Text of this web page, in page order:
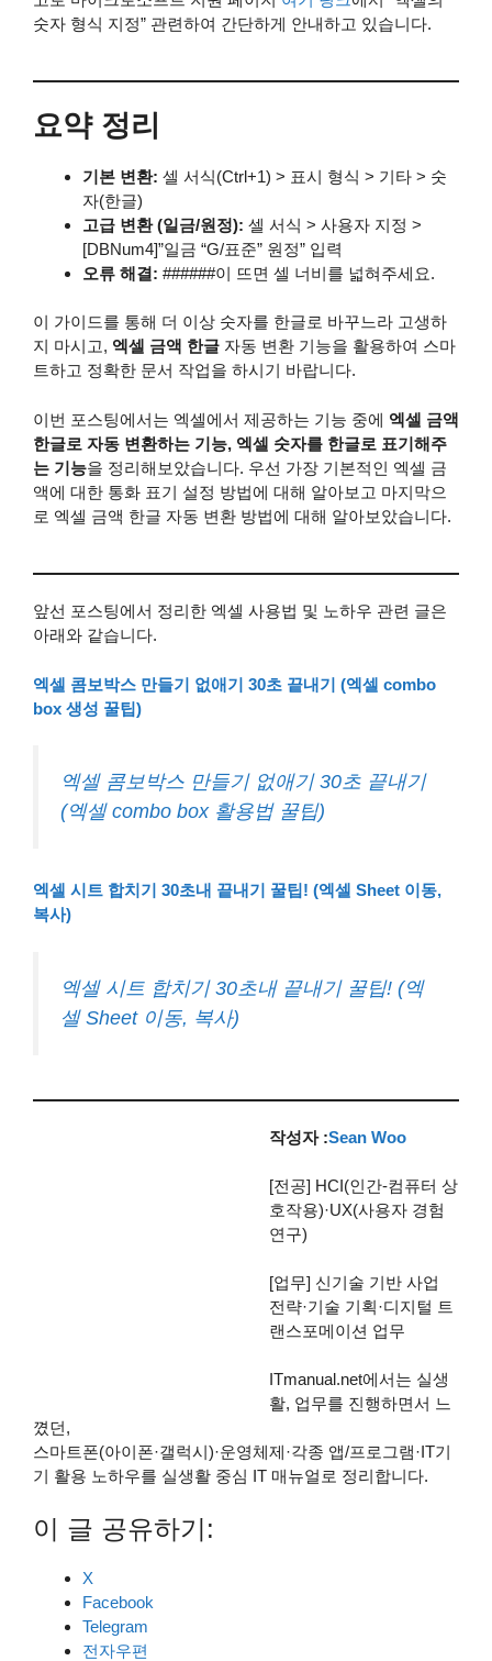
숫자 형식 지정” 관련하여 간단하게 안내하고 있습니다.
요약 정리
기본 변환: 셀 서식(Ctrl+1) > 표시 형식 > 기타 > 숫
자(한글)
고급 변환 (일금/원정): 셀 서식 > 사용자 지정 >
[DBNum4]”일금 “G/표준” 원정” 입력
오류 해결: ######이 뜨면 셀 너비를 넓혀주세요.
이 가이드를 통해 더 이상 숫자를 한글로 바꾸느라 고생하
지 마시고, 엑셀 금액 한글 자동 변환 기능을 활용하여 스마
트하고 정확한 문서 작업을 하시기 바랍니다.
이번 포스팅에서는 엑셀에서 제공하는 기능 중에 엑셀 금액
한글로 자동 변환하는 기능, 엑셀 숫자를 한글로 표기해주
는 기능을 정리해보았습니다. 우선 가장 기본적인 엑셀 금
액에 대한 통화 표기 설정 방법에 대해 알아보고 마지막으
로 엑셀 금액 한글 자동 변환 방법에 대해 알아보았습니다.
앞선 포스팅에서 정리한 엑셀 사용법 및 노하우 관련 글은
아래와 같습니다.
엑셀 콤보박스 만들기 없애기 30초 끝내기 (엑셀 combo
box 생성 꿀팁)
엑셀 콤보박스 만들기 없애기 30초 끝내기
(엑셀 combo box 활용법 꿀팁)
엑셀 시트 합치기 30초내 끝내기 꿀팁! (엑셀 Sheet 이동,
복사)
엑셀 시트 합치기 30초내 끝내기 꿀팁! (엑
셀 Sheet 이동, 복사)
작성자 :Sean Woo
[전공] HCI(인간-컴퓨터 상
호작용)·UX(사용자 경험
연구)
[업무] 신기술 기반 사업
전략·기술 기획·디지털 트
랜스포메이션 업무
ITmanual.net에서는 실생
활, 업무를 진행하면서 느
꼈던,
스마트폰(아이폰·갤럭시)·운영체제·각종 앱/프로그램·IT기
기 활용 노하우를 실생활 중심 IT 매뉴얼로 정리합니다.
이 글 공유하기:
X
Facebook
Telegram
전자우편